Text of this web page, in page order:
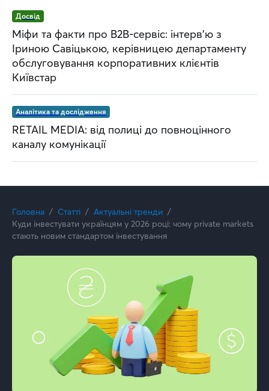
Досвід
Міфи та факти про B2B-сервіс: інтерв’ю з
Іриною Савіцькою, керівницею департаменту
обслуговування корпоративних клієнтів
Київстар
Аналітика та дослідження
RETAIL MEDIA: від полиці до повноцінного
каналу комунікації
Головна Статті
Актуальні тренди
Куди інвестувати українцям у 2026 році: чому private markets
стають новим стандартом інвестування